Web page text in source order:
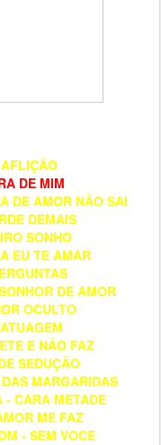
DE MIM
DE AMOR NÃO SAI
DEMAIS
SONHO
EU TE AMAR
DE AMOR
OCULTO
E NÃO FAZ
SEDUÇÃO
MARGARIDAS
- CARA METADE
ME FAZ
- SEM VOCE